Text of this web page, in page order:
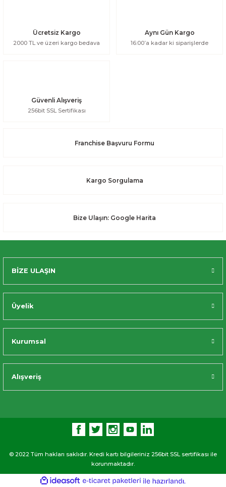
Ücretsiz Kargo
2000 TL ve üzeri kargo bedava
Aynı Gün Kargo
16:00’a kadar ki siparişlerde
Güvenli Alışveriş
256bit SSL Sertifikası
Franchise Başvuru Formu
Kargo Sorgulama
Bize Ulaşın: Google Harita
BİZE ULAŞIN
Üyelik
Kurumsal
Alışveriş
© 2022 Tüm hakları saklıdır. Kredi kartı bilgileriniz 256bit SSL sertifikası ile
korunmaktadır.
ideasoft
e-